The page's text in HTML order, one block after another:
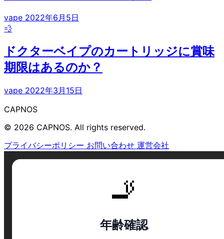
vape 2022年6月5日
💨
ドクターベイプのカートリッジに賞味
期限はあるのか？
vape 2022年3月15日
CAPNOS
© 2026 CAPNOS. All rights reserved.
プライバシーポリシー お問い合わせ 運営会社
🚬
年齢確認